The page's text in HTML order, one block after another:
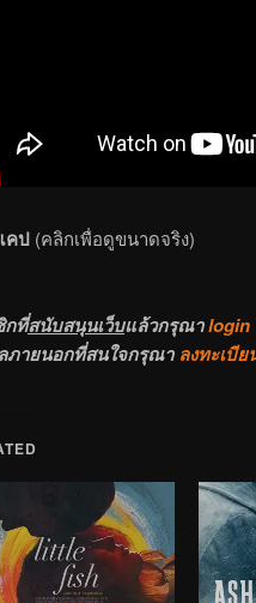
คป (คลิกเพื่อดูขนาดจริง)
กที่สนับสนุนเว็บแล้วกรุณาlogin
ภายนอกที่สนใจกรุณา ลงทะเบีย